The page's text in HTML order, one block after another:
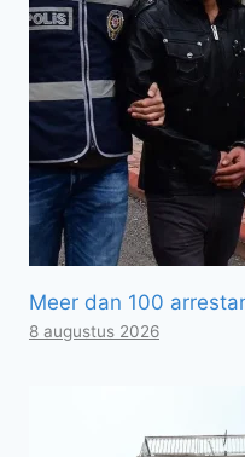
Meer dan 100
8 augustus 2026